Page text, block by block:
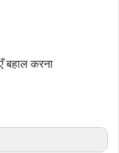
बहाल करना